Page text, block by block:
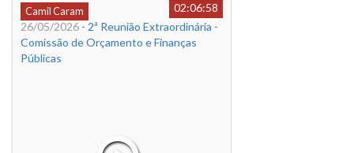
Camil Caram
02:06:58
26/05/2026 - 2ª Reunião Extraordinária -
Comissão de Orçamento e Finanças
Públicas